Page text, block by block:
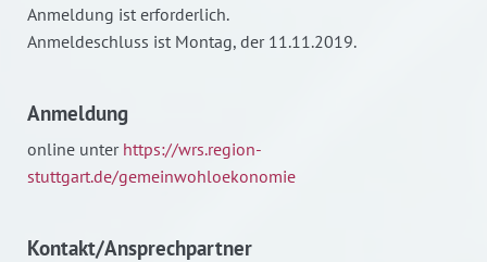
Anmeldung ist erforderlich.
Anmeldeschluss ist Montag, der 11.11.2019.
Anmeldung
online unter https://wrs.region-
stuttgart.de/gemeinwohloekonomie
Kontakt/Ansprechpartner